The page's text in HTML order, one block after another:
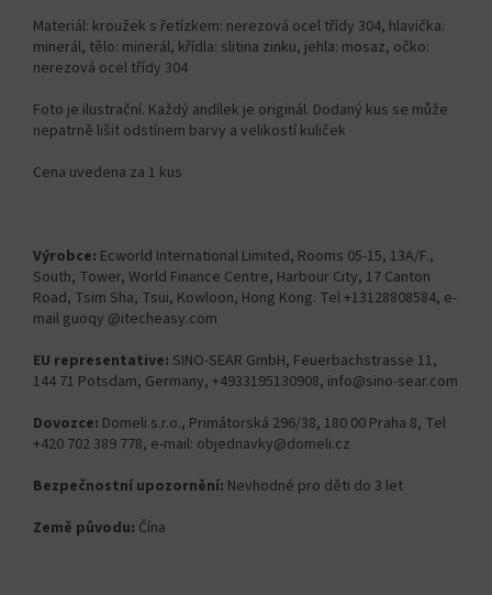
Materiál: kroužek s řetízkem: nerezová ocel třídy 304, hlavička:
minerál, tělo: minerál, křídla: slitina zinku, jehla: mosaz, očko:
nerezová ocel třídy 304
Foto je ilustrační. Každý andílek je originál. Dodaný kus se může
nepatrně lišit odstínem barvy a velikostí kuliček
Cena uvedena za 1 kus
Výrobce: Ecworld International Limited, Rooms 05-15, 13A/F.,
South, Tower, World Finance Centre, Harbour City, 17 Canton
Road, Tsim Sha, Tsui, Kowloon, Hong Kong. Tel +13128808584, e-
mail guoqy @itecheasy.com
EU representative: SINO-SEAR GmbH, Feuerbachstrasse 11,
144 71 Potsdam, Germany, +4933195130908, info@sino-sear.com
Dovozce: Domeli s.r.o., Primátorská 296/38, 180 00 Praha 8, Tel
+420 702 389 778, e-mail: objednavky@domeli.cz
Bezpečnostní upozornění: Nevhodné pro děti do 3 let
Země původu: Čína